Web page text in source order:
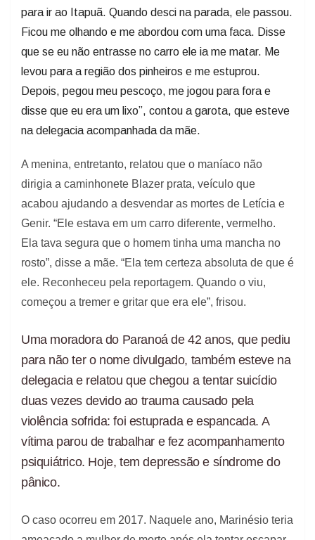
para ir ao Itapuã. Quando desci na parada, ele passou.
Ficou me olhando e me abordou com uma faca. Disse
que se eu não entrasse no carro ele ia me matar. Me
levou para a região dos pinheiros e me estuprou.
Depois, pegou meu pescoço, me jogou para fora e
disse que eu era um lixo”, contou a garota, que esteve
na delegacia acompanhada da mãe.
A menina, entretanto, relatou que o maníaco não
dirigia a caminhonete Blazer prata, veículo que
acabou ajudando a desvendar as mortes de Letícia e
Genir. “Ele estava em um carro diferente, vermelho.
Ela tava segura que o homem tinha uma mancha no
rosto”, disse a mãe. “Ela tem certeza absoluta de que é
ele. Reconheceu pela reportagem. Quando o viu,
começou a tremer e gritar que era ele”, frisou.
Uma moradora do Paranoá de 42 anos, que pediu
para não ter o nome divulgado, também esteve na
delegacia e relatou que chegou a tentar suicídio
duas vezes devido ao trauma causado pela
violência sofrida: foi estuprada e espancada. A
vítima parou de trabalhar e fez acompanhamento
psiquiátrico. Hoje, tem depressão e síndrome do
pânico.
O caso ocorreu em 2017. Naquele ano, Marinésio teria